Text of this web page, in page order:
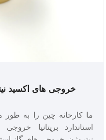
خروجی های اکسید
ما کارخانه چین را به